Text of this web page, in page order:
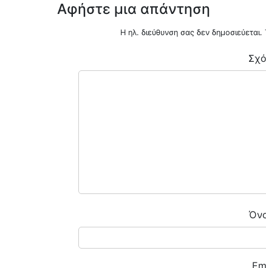
€470
Αφήστε μια απάντηση
Η ηλ. διεύθυνση σας δεν δημοσιεύεται.